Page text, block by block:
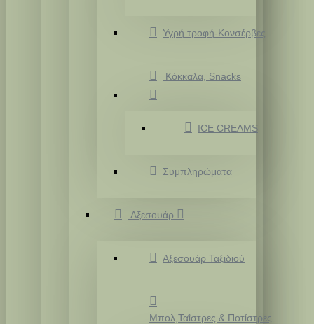
Υγρή τροφή-Κονσέρβες
Κόκκαλα, Snacks
ICE CREAMS
Συμπληρώματα
Αξεσουάρ
Αξεσουάρ Ταξιδιού
Μπολ,Ταΐστρες & Ποτίστρες